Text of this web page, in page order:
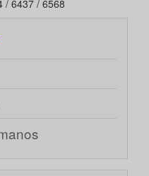
/ 6437 / 6568